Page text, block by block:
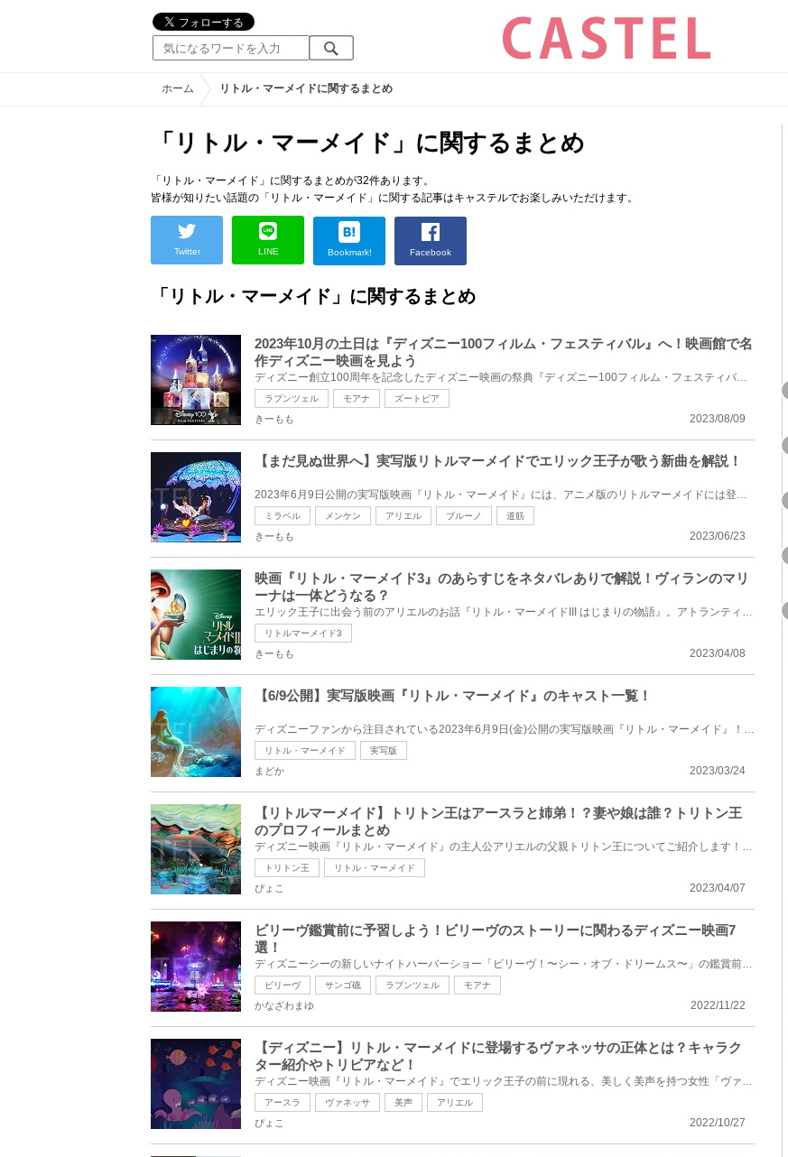
ホーム リトル・マーメイドに関するまとめ
「リトル・マーメイド」に関するまとめ
「リトル・マーメイド」に関するまとめが32件あります。
皆様が知りたい話題の「リトル・マーメイド」に関する記事はキャステルでお楽しみいただけます。
Twitter LINE Bookmark! Facebook
「リトル・マーメイド」に関するまとめ
2023年10月の土日は『ディズニー100フィルム・フェスティバル』へ！映画館で名
作ディズニー映画を見よう
ディズニー創立100周年を記念したディズニー映画の祭典『ディズニー100フィルム・フェスティバル』をご...
ラプンツェル モアナ ズートピア
2023/08/09
きーもも
【まだ見ぬ世界へ】実写版リトルマーメイドでエリック王子が歌う新曲を解説！
2023年6月9日公開の実写版映画『リトル・マーメイド』には、アニメ版のリトルマーメイドには登場しない...
ミラベル メンケン アリエル ブルーノ 道筋
2023/06/23
きーもも
映画『リトル・マーメイド3』のあらすじをネタバレありで解説！ヴィランのマリ
ーナは一体どうなる？
エリック王子に出会う前のアリエルのお話『リトル・マーメイドIII はじまりの物語』。アトランティカを...
リトルマーメイド3
2023/04/08
きーもも
【6/9公開】実写版映画『リトル・マーメイド』のキャスト一覧！
ディズニーファンから注目されている2023年6月9日(金)公開の実写版映画『リトル・マーメイド』！ 子ども...
リトル・マーメイド 実写版
2023/03/24
まどか
【リトルマーメイド】トリトン王はアースラと姉弟！？妻や娘は誰？トリトン王
のプロフィールまとめ
ディズニー映画『リトル・マーメイド』の主人公アリエルの父親トリトン王についてご紹介します！屈強な...
トリトン王 リトル・マーメイド
2023/04/07
ぴょこ
ビリーヴ鑑賞前に予習しよう！ビリーヴのストーリーに関わるディズニー映画7
選！
ディズニーシーの新しいナイトハーバーショー「ビリーヴ！〜シー・オブ・ドリームス〜」の鑑賞前に見て...
ビリーヴ サンゴ礁 ラプンツェル モアナ
2022/11/22
かなざわまゆ
【ディズニー】リトル・マーメイドに登場するヴァネッサの正体とは？キャラク
ター紹介やトリビアなど！
ディズニー映画『リトル・マーメイド』でエリック王子の前に現れる、美しく美声を持つ女性「ヴァネッサ...
アースラ ヴァネッサ 美声 アリエル
2022/10/27
ぴょこ